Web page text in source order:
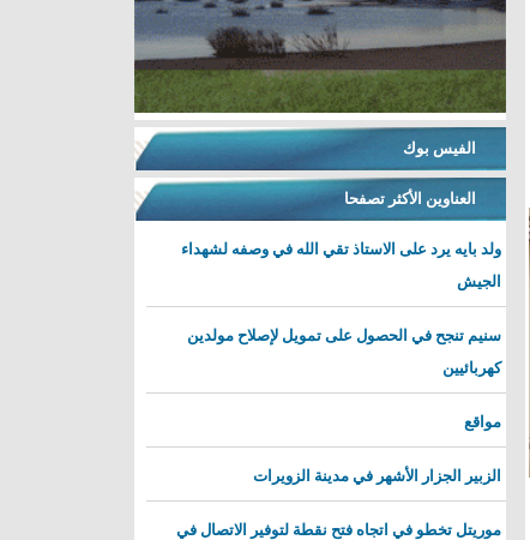
الفيس بوك
العناوين الأكثر تصفحا
ولد بايه يرد على الاستاذ تقي الله في وصفه لشهداء
الجيش
سنيم تنجح في الحصول على تمويل لإصلاح مولدين
كهربائيين
مواقع
الزبير الجزار الأشهر في مدينة الزويرات
موريتل تخطو في اتجاه فتح نقطة لتوفير الاتصال في